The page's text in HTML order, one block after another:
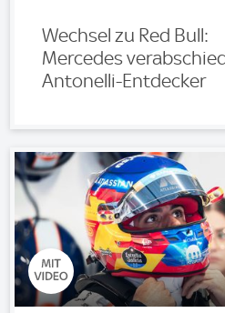
Wechsel zu Red Bull:
Mercedes
Antonelli-Entdecker